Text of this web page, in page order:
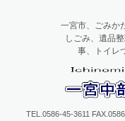
一宮中部
一宮市、ごみか
しごみ、遺品
事、トイレ
TEL.0586-45-3611